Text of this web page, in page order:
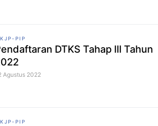
KJP-PIP
DTKS Tahap III Tahun
Agustus 2022
KJP-PIP